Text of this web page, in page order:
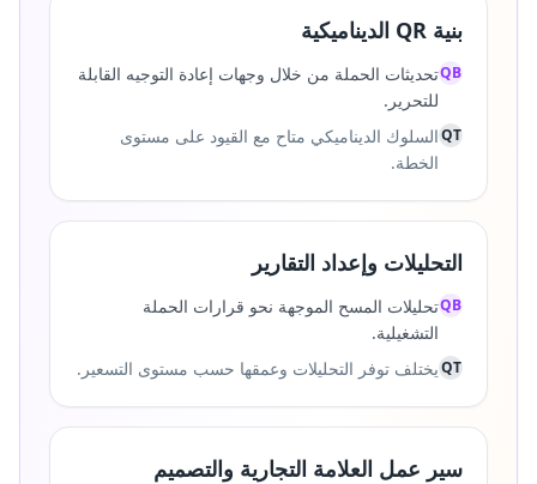
بنية QR الديناميكية
QBتحديثات الحملة من خلال وجهات إعادة التوجيه القابلة
للتحرير.
QTالسلوك الديناميكي متاح مع القيود على مستوى
الخطة.
التحليلات وإعداد التقارير
QBتحليلات المسح الموجهة نحو قرارات الحملة
التشغيلية.
QTيختلف توفر التحليلات وعمقها حسب مستوى التسعير.
سير عمل العلامة التجارية والتصميم